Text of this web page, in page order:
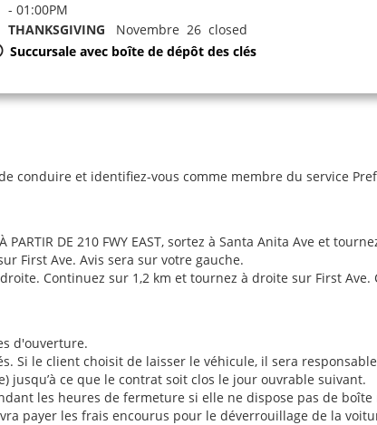
- 01:00PM
THANKSGIVING Novembre 26 closed
Succursale avec boîte de dépôt des clés
conduire et identifiez-vous comme membre du service
DE 210 FWY EAST, sortez à Santa Anita Ave et
First Ave. Avis sera sur votre gauche.
Continuez sur 1,2 km et tournez à droite sur First
d'ouverture.
Si le client choisit de laisser le véhicule, il sera
ce que le contrat soit clos le jour ouvrable suivant.
les heures de fermeture si elle ne dispose pas de
payer les frais encourus pour le déverrouillage de la